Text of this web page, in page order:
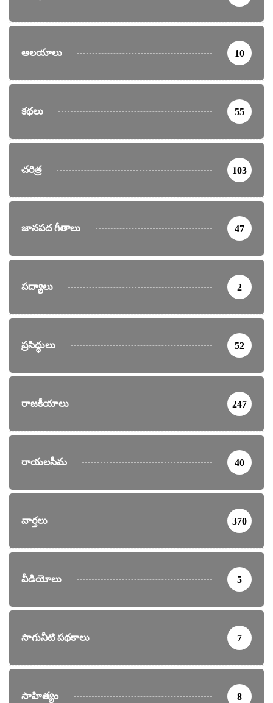
ఆలయాలు 10
కథలు 55
చరిత్ర 103
జానపద గీతాలు 47
పద్యాలు 2
ప్రసిద్ధులు 52
రాజకీయాలు 247
రాయలసీమ 40
వార్తలు 370
వీడియోలు 5
సాగునీటి పథకాలు 7
సాహిత్యం 8